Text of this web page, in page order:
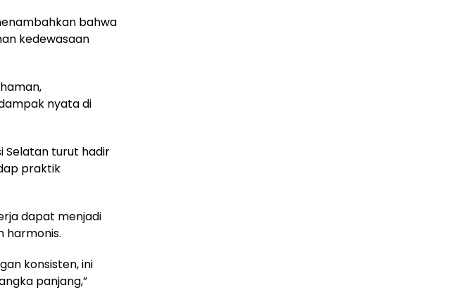
bahwa
kedewasaan
nyata di
Selatan turut hadir
praktik
dapat menjadi
harmonis.
konsisten, ini
panjang,”